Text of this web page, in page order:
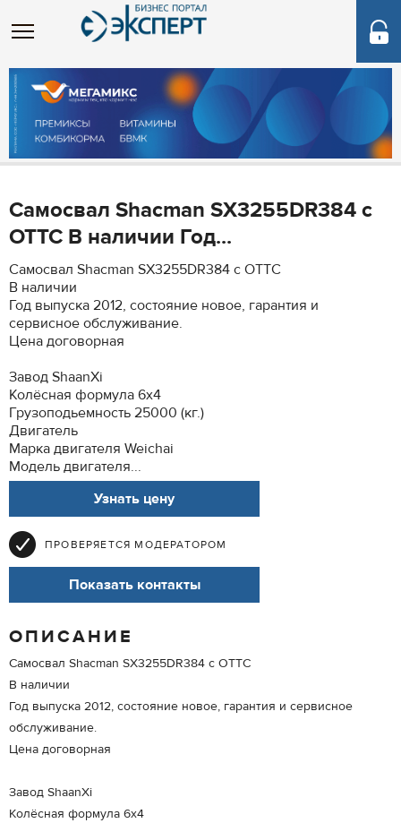
Самосвал Shacman SX3255DR384 с
ОТТС В наличии Год...
Самосвал Shacman SX3255DR384 с ОТТС
В наличии
Год выпуска 2012, состояние новое, гарантия и
сервисное обслуживание.
Цена договорная
Завод ShaanXi
Колёсная формула 6x4
Грузоподьемность 25000 (кг.)
Двигатель
Марка двигателя Weichai
Модель двигателя...
Узнать цену
ПРОВЕРЯЕТСЯ МОДЕРАТОРОМ
Показать контакты
ОПИСАНИЕ
Самосвал Shacman SX3255DR384 с ОТТС
В наличии
Год выпуска 2012, состояние новое, гарантия и сервисное
обслуживание.
Цена договорная
Завод ShaanXi
Колёсная формула 6x4